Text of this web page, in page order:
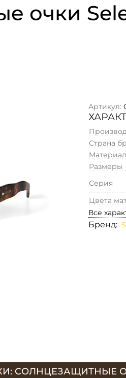
очки
Артикул:
Страна
Размеры
Серия
Цвета
Все
Бренд:
ОЧКИ